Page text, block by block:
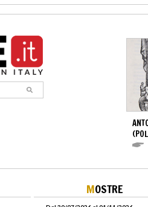
MOSTRE